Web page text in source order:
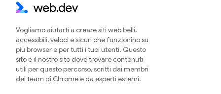
Vogliamo aiutarti a creare siti web belli,
accessibili, veloci e sicuri che funzionino su
più browser e per tutti i tuoi utenti. Questo
sito è il nostro sito dove trovare contenuti
utili per questo percorso, scritti dai membri
del team di Chrome e da esperti esterni.